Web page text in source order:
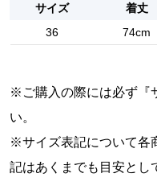
サイズ 着丈
36
74cm
※ご購入の際には必ず『
い。
※サイズ表記について各
記はあくまでも目安とし